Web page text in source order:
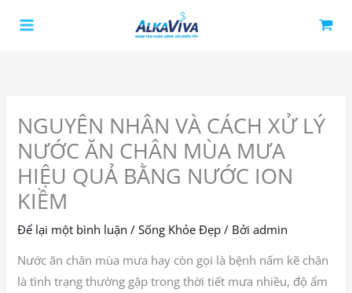
NGUYÊN NHÂN VÀ CÁCH XỬ LÝ
NƯỚC ĂN CHÂN MÙA MƯA
HIỆU QUẢ BẰNG NƯỚC ION
KIỀM
Để lại một bình luận /Sống Khỏe Đẹp / Bởiadmin
Nước ăn chân mùa mưa hay còn gọi là bệnh nấm kẽ chân
là tình trạng thường gặp trong thời tiết mưa nhiều, độ ẩm